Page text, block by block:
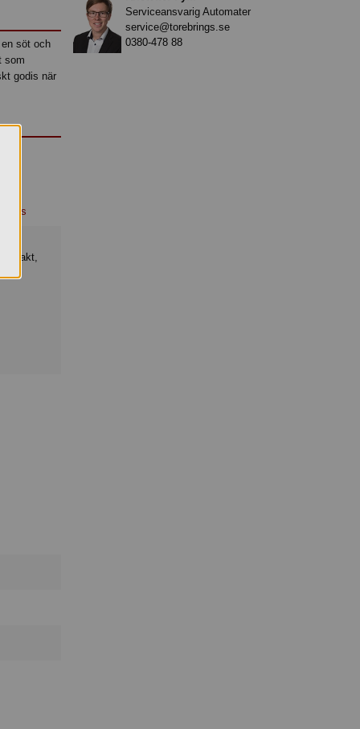
söt och
som
godis när
Serviceansvarig Automater
service@torebrings.se
0380-478 88